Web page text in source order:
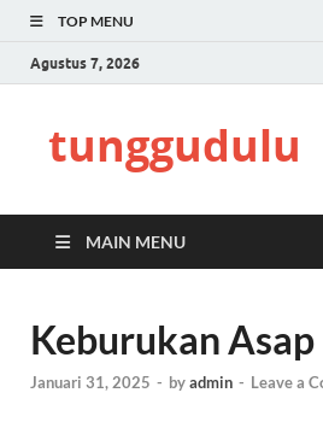
TOP MENU
Agustus 7, 2026
tunggudulu
MAIN MENU
Keburukan
Januari 31, 2025 - byadmin - Leave a